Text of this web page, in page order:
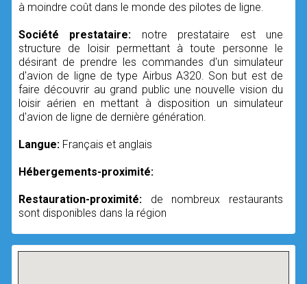
à moindre coût dans le monde des pilotes de ligne.
Société prestataire: notre prestataire est une
structure de loisir permettant à toute personne le
désirant de prendre les commandes d'un simulateur
d'avion de ligne de type Airbus A320. Son but est de
faire découvrir au grand public une nouvelle vision du
loisir aérien en mettant à disposition un simulateur
d'avion de ligne de dernière génération.
Langue: Français et anglais
Hébergements-proximité:
Restauration-proximité: de nombreux restaurants
sont disponibles dans la région